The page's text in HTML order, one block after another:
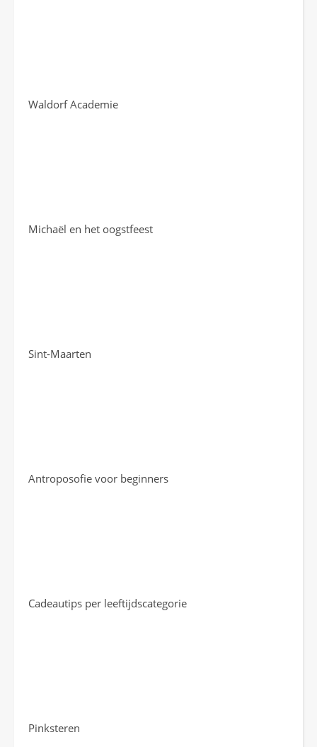
Waldorf Academie
Michaël en het oogstfeest
Sint-Maarten
Antroposofie voor beginners
Cadeautips per leeftijdscategorie
Pinksteren